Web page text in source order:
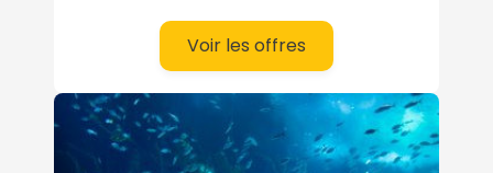
Voir les offres